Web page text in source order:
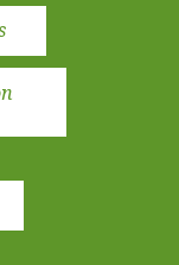
droits sont